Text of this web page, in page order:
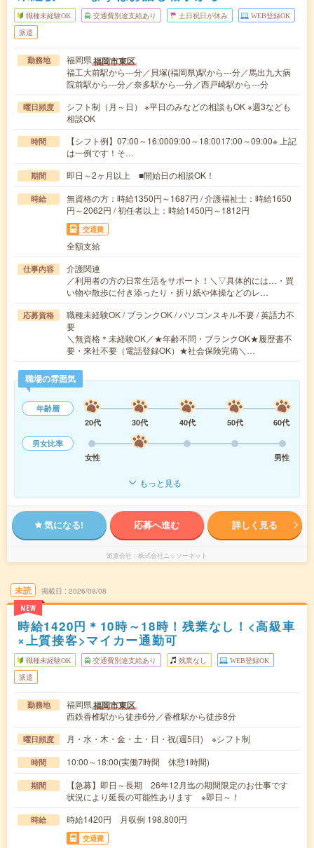
職種未経験OK 交通費別途支給あり 土日祝日が休み WEB登録OK
派遣
勤務地 福岡県福岡市東区
福工大前駅から---分／貝塚(福岡県)駅から---分／馬出九大病
院前駅から---分／奈多駅から---分／西戸崎駅から---分
曜日頻度
シフト制（月～日） ※平日のみなどの相談もOK ※週3なども
相談OK
時間
【シフト例】07:00～16:0009:00～18:0017:00～09:00※ 上記
は一例です！そ…
期間 即日～2ヶ月以上 ■開始日の相談OK！
時給
無資格の方：時給1350円～1687円 / 介護福祉士：時給1650
円～2062円 / 初任者以上：時給1450円～1812円
交通費
全額支給
仕事内容
介護関連
／利用者の方の日常生活をサポート！＼▽具体的には…・買
い物や散歩に付き添ったり・折り紙や体操などのレ…
応募資格
職種未経験OK / ブランクOK / パソコンスキル不要 / 英語力不
要
＼無資格＊未経験OK／★年齢不問・ブランクOK★履歴書不
要・来社不要（電話登録OK）★社会保険完備＼…
職場の雰囲気
年齢層
20代
30代 40代 50代
60代
男女比率
女性
男性
もっと見る
気になる! 応募へ進む 詳しく見る
派遣会社 株式会社ニッソーネット
未読
NEW
掲載日 2026/08/08
時給1420円＊10時～18時！残業なし！<高級車
×上質接客>マイカー通勤可
職種未経験OK 交通費別途支給あり 残業なし WEB登録OK
派遣
勤務地 福岡県福岡市東区
西鉄香椎駅から徒歩6分／香椎駅から徒歩8分
曜日頻度 月・水・木・金・土・日・祝(週5日) ※シフト制
時間 10:00～18:00(実働7時間 休憩1時間)
期間
【急募】即日～長期 26年12月迄の期間限定のお仕事です
状況により延長の可能性あります ※即日～！
時給 時給1420円 月収例 198,800円
交通費